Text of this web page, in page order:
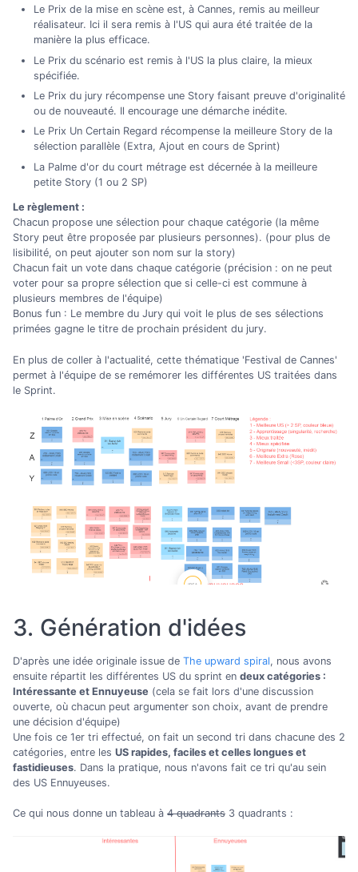
Le Prix de la mise en scène est, à Cannes, remis au meilleur
réalisateur. Ici il sera remis à l'US qui aura été traitée de la
manière la plus efficace.
Le Prix du scénario est remis à l'US la plus claire, la mieux
spécifiée.
Le Prix du jury récompense une Story faisant preuve d'originalité
ou de nouveauté. Il encourage une démarche inédite.
Le Prix Un Certain Regard récompense la meilleure Story de la
sélection parallèle (Extra, Ajout en cours de Sprint)
La Palme d'or du court métrage est décernée à la meilleure
petite Story (1 ou 2 SP)
Le règlement :
Chacun propose une sélection pour chaque catégorie (la même
Story peut être proposée par plusieurs personnes). (pour plus de
lisibilité, on peut ajouter son nom sur la story)
Chacun fait un vote dans chaque catégorie (précision : on ne peut
voter pour sa propre sélection que si celle-ci est commune à
plusieurs membres de l'équipe)
Bonus fun : Le membre du Jury qui voit le plus de ses sélections
primées gagne le titre de prochain président du jury.
En plus de coller à l'actualité, cette thématique 'Festival de Cannes'
permet à l'équipe de se remémorer les différentes US traitées dans
le Sprint.
3. Génération d'idées
D'après une idée originale issue de The upward spiral, nous avons
ensuite répartit les différentes US du sprint en deux catégories :
Intéressante et Ennuyeuse (cela se fait lors d'une discussion
ouverte, où chacun peut argumenter son choix, avant de prendre
une décision d'équipe)
Une fois ce 1er tri effectué, on fait un second tri dans chacune des 2
catégories, entre les US rapides, faciles et celles longues et
fastidieuses. Dans la pratique, nous n'avons fait ce tri qu'au sein
des US Ennuyeuses.
Ce qui nous donne un tableau à 4 quadrants 3 quadrants :